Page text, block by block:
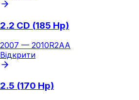
2.2 CD (185 Hp)
2007 — 2010R2AA
Відкрити
2.5 (170 Hp)